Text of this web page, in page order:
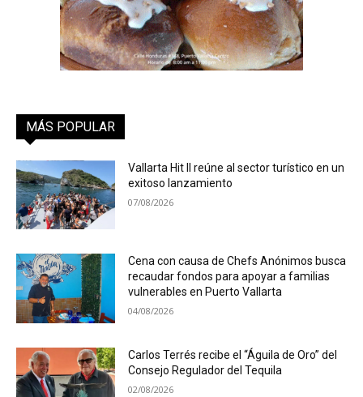
MÁS POPULAR
Vallarta Hit II reúne al sector turístico en un
exitoso lanzamiento
07/08/2026
Cena con causa de Chefs Anónimos busca
recaudar fondos para apoyar a familias
vulnerables en Puerto Vallarta
04/08/2026
Carlos Terrés recibe el “Águila de Oro” del
Consejo Regulador del Tequila
02/08/2026